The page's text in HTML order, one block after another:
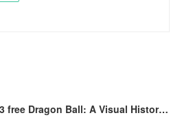
Book downloads for mp3 free Dragon Ball: A Visual History 9781974707409 by Akira Toriyama FB2 PDF